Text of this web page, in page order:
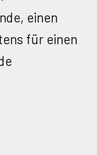
einen
für einen